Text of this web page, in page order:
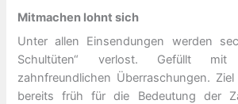
Mitmachen lohnt sich
Unter allen Einsendungen werden
Schultüten“ verlost. Gefüllt mit
zahnfreundlichen Überraschungen.
bereits früh für die Bedeutung der